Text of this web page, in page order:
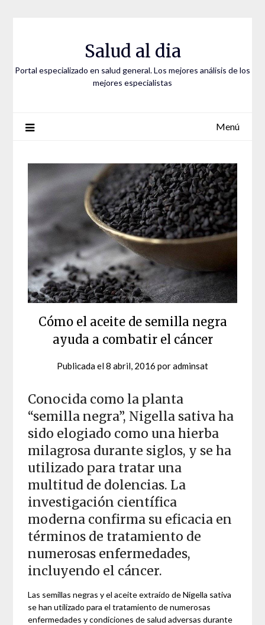
Salud al dia
Portal especializado en salud general. Los mejores análisis de los
mejores especialistas
Menú
Cómo el aceite de semilla negra
ayuda a combatir el cáncer
Publicada el8 abril, 2016 poradminsat
Conocida como la planta
“semilla negra”, Nigella sativa ha
sido elogiado como una hierba
milagrosa durante siglos, y se ha
utilizado para tratar una
multitud de dolencias. La
investigación científica
moderna confirma su eficacia en
términos de tratamiento de
numerosas enfermedades,
incluyendo el cáncer.
Las semillas negras y el aceite extraído de Nigella sativa
se han utilizado para el tratamiento de numerosas
enfermedades y condiciones de salud adversas durante